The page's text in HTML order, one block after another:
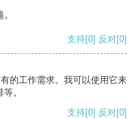
支持[0] 反对[0]
的工作需求。我可以使用它来
。
支持[0] 反对[0]